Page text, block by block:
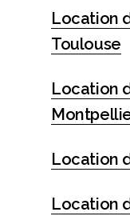
Location
Toulouse
Location
Location
Location